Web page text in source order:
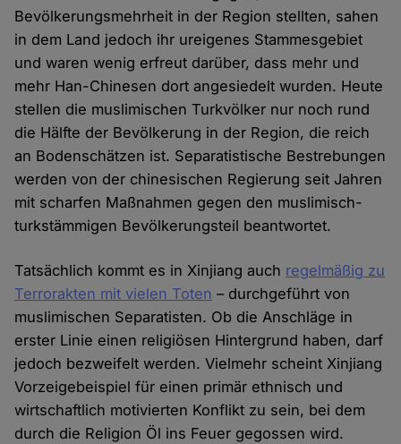
Bevölkerungsmehrheit in der Region stellten, sahen
in dem Land jedoch ihr ureigenes Stammesgebiet
und waren wenig erfreut darüber, dass mehr und
mehr Han-Chinesen dort angesiedelt wurden. Heute
stellen die muslimischen Turkvölker nur noch rund
die Hälfte der Bevölkerung in der Region, die reich
an Bodenschätzen ist. Separatistische Bestrebungen
werden von der chinesischen Regierung seit Jahren
mit scharfen Maßnahmen gegen den muslimisch-
turkstämmigen Bevölkerungsteil beantwortet.
Tatsächlich kommt es in Xinjiang auch regelmäßig zu
Terrorakten mit vielen Toten – durchgeführt von
muslimischen Separatisten. Ob die Anschläge in
erster Linie einen religiösen Hintergrund haben, darf
jedoch bezweifelt werden. Vielmehr scheint Xinjiang
Vorzeigebeispiel für einen primär ethnisch und
wirtschaftlich motivierten Konflikt zu sein, bei dem
durch die Religion Öl ins Feuer gegossen wird.